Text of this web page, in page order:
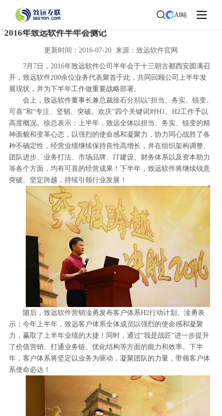
AI站
首页>了解致远>新闻中心
2016年致远软件半年会侧记
更新时间：2016-07-20 来源：致远软件官网
7月7日，2016年致远软件公司半年会于十三朝古都西安圆满召
开，致远软件200余位业务代表聚首于此，共同回顾公司上半年发
展现状，并为下半年工作做重要战略部署。
会上，致远软件董事长兼总裁徐石分别以“担当、务实、锐变、
可喜”和“专注、坚韧、突破、欢庆”四个关键词对H1、H2工作予以
高度概况。徐总表示：上半年，致远全体以担当、务实、锐变的精
神面貌和变革心态，以强烈的使命感和凝聚力，协力同心战胜了各
种不确定性，经营业绩继续保持良性高增长，并在组织架构调整、
团队进步、业务打法、市场品牌、IT建设、财务体系以及资本助力
等各个方面，均有可喜的经营成果！下半年，致远软件将继续锐意
突破、坚定跨越，持续引领行业发展！
随后，致远软件营销淦勇发布客户体系H2行动计划。淦勇表
示：今年上半年，致远客户体系全体成员以强烈的使命感和凝聚
力，赢取了上半年业绩的大捷！同时，通过“我是战匠”进一步提升
了价值营销、打通业务链、优化结构等方面的能力和效率。下半
年，客户体系将坚定以业务为驱动，凝聚团队的力量，带领客户体
系使命必达！